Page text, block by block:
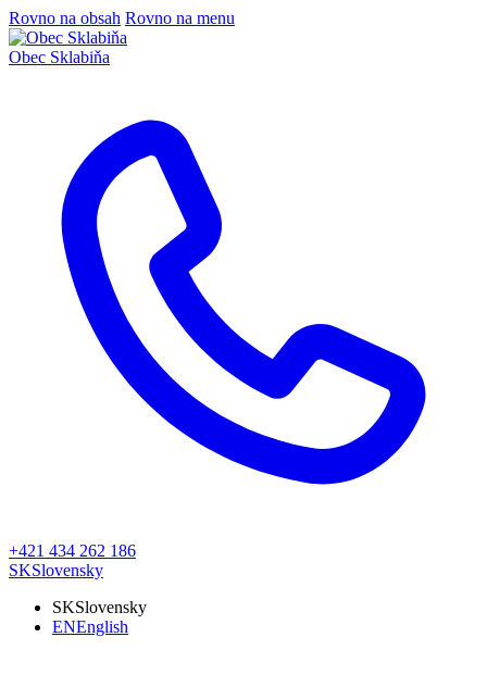
Rovno na obsah Rovno na menu
Obec Sklabiňa
+421 434 262 186
SKSlovensky
SKSlovensky
ENEnglish